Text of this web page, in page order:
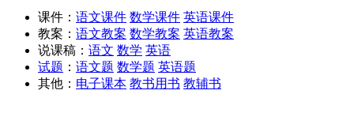
课件： 语文课件 数学课件 英语课件
教案： 语文教案 数学教案 英语教案
说课稿： 语文 数学 英语
试题 ： 语文题 数学题 英语题
其他： 电子课本 教书用书 教辅书